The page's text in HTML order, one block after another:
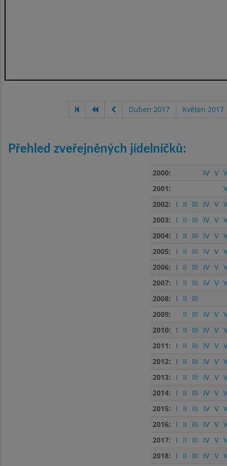
Duben 2017 Květen 2017
Přehled zveřejněných jídelníčků:
2000: IV V
2001:
2002:
I II III IV V
2003:
I II III IV V
2004:
I II III IV V
2005:
I II III IV V
2006:
I II III IV V
2007:
I II III IV V
2008:
I II
III
2009:
II III IV V
2010:
I II III IV V
2011:
I II III IV V
2012:
I II III IV V
2013:
I II III IV V
2014:
I II III IV V
2015:
I II III IV V
2016:
I II III IV V
2017:
I II III IV V
2018:
I II III IV V